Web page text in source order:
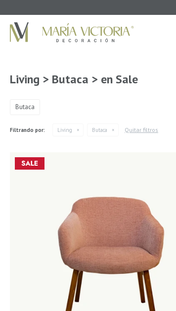
Living > Butaca > en Sale
Butaca
Filtrando por: Living Butaca Quitar filtros